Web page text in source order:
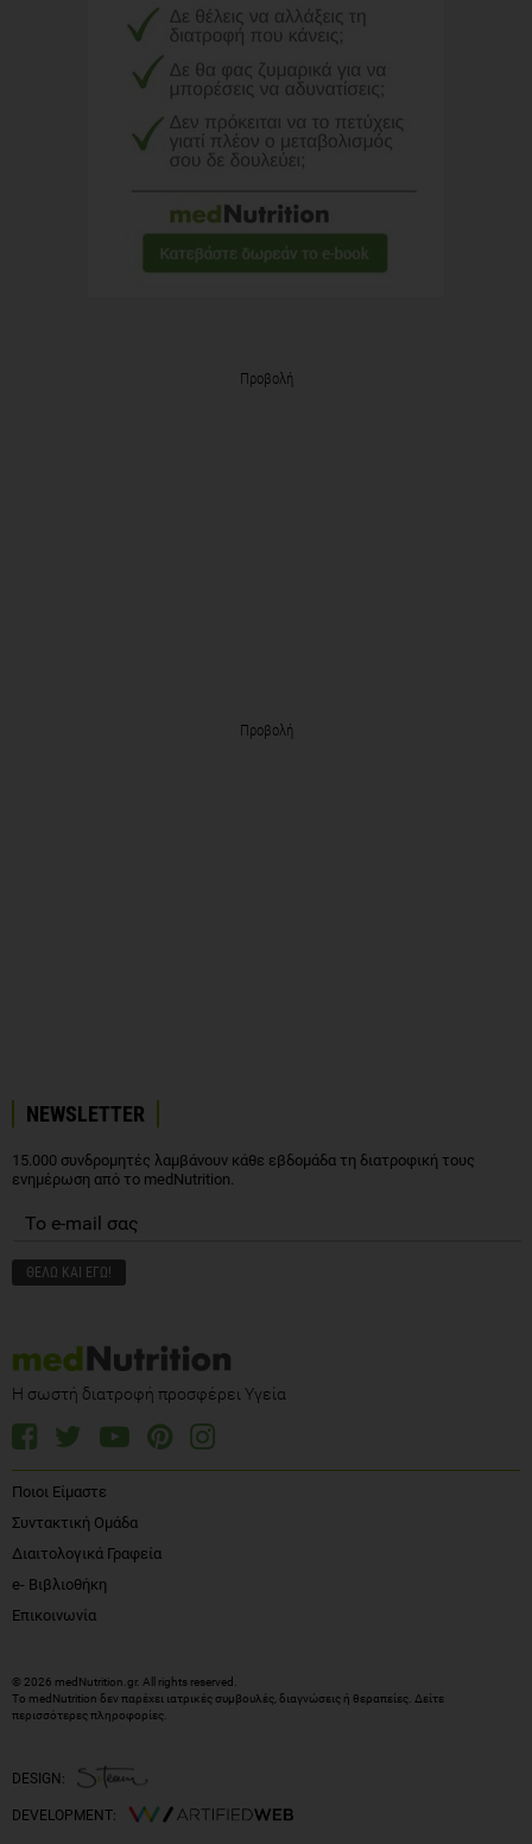
Προβολή
Προβολή
NEWSLETTER
15.000 συνδρομητές λαμβάνουν κάθε εβδομάδα τη διατροφική τους
ενημέρωση από το medNutrition.
Η σωστή διατροφή προσφέρει Υγεία
Ποιοι Είμαστε
Συντακτική Ομάδα
Διαιτολογικά Γραφεία
e- Βιβλιοθήκη
Επικοινωνία
© 2026 medNutrition.gr. All rights reserved.
Το medNutrition δεν παρέχει ιατρικές συμβουλές, διαγνώσεις ή θεραπείες. Δείτε
περισσότερες πληροφορίες
DESIGN:
DEVELOPMENT: